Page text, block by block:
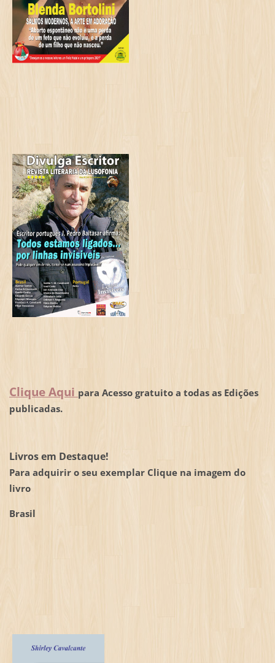
Clique Aqui para Acesso gratuito a todas as Edições
publicadas.
Livros em Destaque!
Para adquirir o seu exemplar Clique na imagem do
livro
Brasil